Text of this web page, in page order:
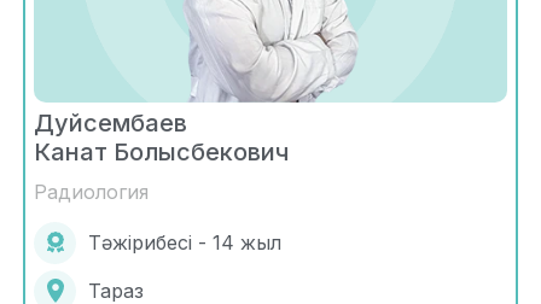
Дуйсембаев
Канат Болысбекович
Радиология
Тәжірибесі - 14 жыл
Тараз